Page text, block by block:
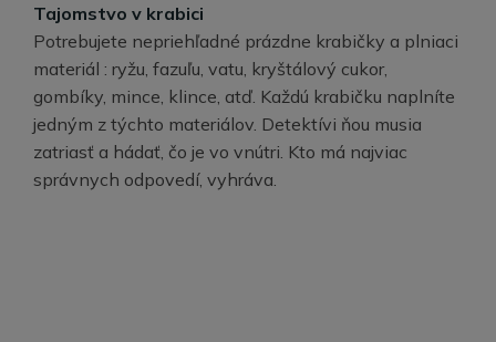
Tajomstvo v krabici
Potrebujete nepriehľadné prázdne krabičky a plniaci
materiál : ryžu, fazuľu, vatu, kryštálový cukor,
gombíky, mince, klince, atď. Každú krabičku naplníte
jedným z týchto materiálov. Detektívi ňou musia
zatriasť a hádať, čo je vo vnútri. Kto má najviac
správnych odpovedí, vyhráva.